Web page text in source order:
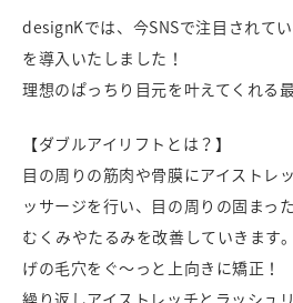
designKでは、今SNSで注目されて
を導入いたしました！
理想のぱっちり目元を叶えてくれる
【ダブルアイリフトとは？】
目の周りの筋肉や骨膜にアイストレ
ッサージを行い、目の周りの固まっ
むくみやたるみを改善していきます
げの毛穴をぐ〜っと上向きに矯正！